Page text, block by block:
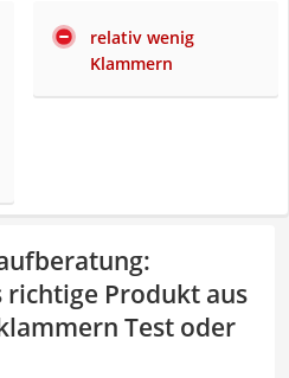
relativ wenig
Klammern
:
richtige Produkt aus
Test oder